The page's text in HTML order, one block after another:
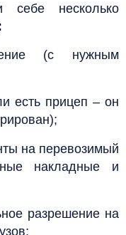
несколько
(с нужным
есть прицеп – он
на перевозимый
накладные и
разрешение на